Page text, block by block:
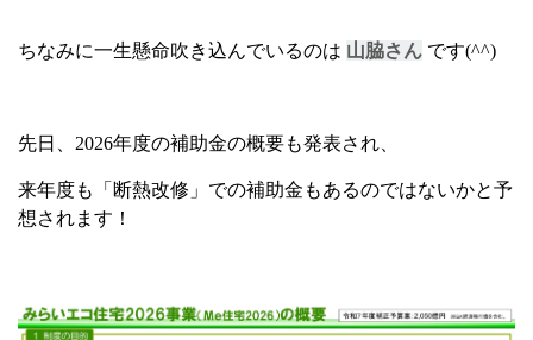
ちなみに一生懸命吹き込んでいるのは 山脇さん です(^^)
先日、 2026年度の補助金の概要も発表され、
来年度も「断熱改修」での補助金もあるのではないかと予
想されます！